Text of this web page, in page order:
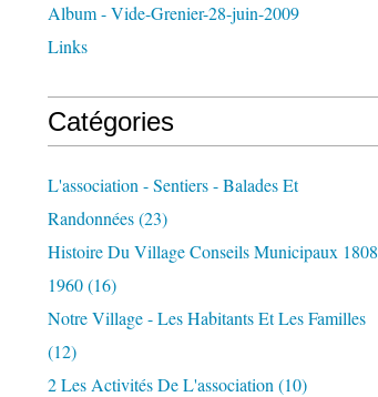
Album - Vide-Grenier-28-juin-2009
Links
Catégories
L'association - Sentiers - Balades Et
Randonnées(23)
Histoire Du Village Conseils Municipaux 1808
1960(16)
Notre Village - Les Habitants Et Les Familles
(12)
2 Les Activités De L'association (10)